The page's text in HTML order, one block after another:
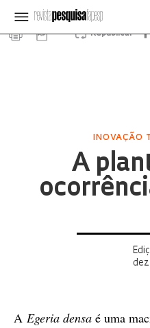
Republicar
INOVAÇÃO
A
A Egeria densa é uma